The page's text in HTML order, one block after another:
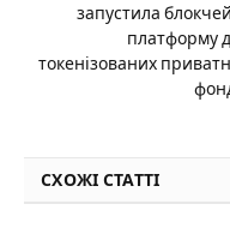
запустила
платформу
токенізованих
СХОЖІ СТАТТІ